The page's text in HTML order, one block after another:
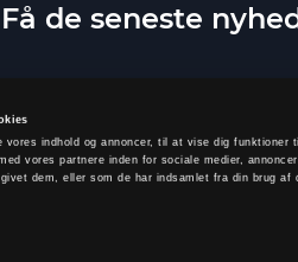
indhold og annoncer, til at vise dig
vores partnere inden for sociale medier,
dem, eller som de har indsamlet fra din brug af
Få de seneste